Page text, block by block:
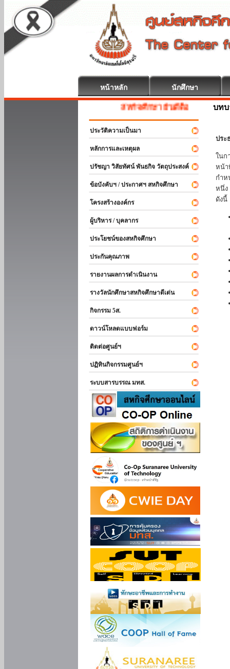
หน้าหลัก นักศึกษา
สหกิจศึกษา ยินดีต้อนรับ
ประวัติความเป็นมา
หลักการและเหตุผล
ปรัชญา วิสัยทัศน์ พันธกิจ วัตถุประสงค์
ข้อบังคับฯ / ประกาศฯ สหกิจศึกษา
โครงสร้างองค์กร
ผู้บริหาร / บุคลากร
ประโยชน์ของสหกิจศึกษา
ประกันคุณภาพ
รายงานผลการดำเนินงาน
รางวัลนักศึกษาสหกิจศึกษาดีเด่น
กิจกรรม 5ส.
ดาวน์โหลดแบบฟอร์ม
ติดต่อศูนย์ฯ
ปฏิทินกิจกรรมศูนย์ฯ
ระบบสารบรรณ มทส.
บทบ
ประ
ในก
หน้า
กำห
หนึ่ง
ดังนี้